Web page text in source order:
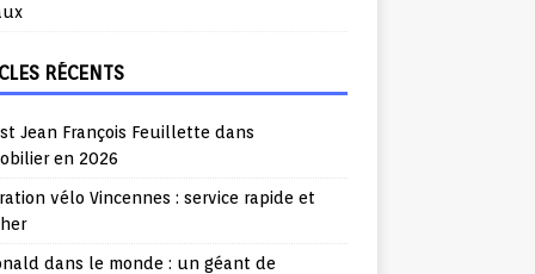
RÉCENTS
Jean François Feuillette dans
en 2026
vélo Vincennes : service rapide et
dans le monde : un géant de